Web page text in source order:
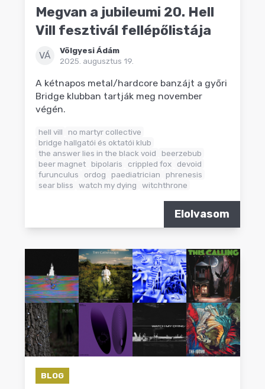
Megvan a jubileumi 20. Hell
Vill fesztivál fellépőlistája
VÁ
Völgyesi Ádám
2025. augusztus 19.
A kétnapos metal/hardcore banzájt a győri
Bridge klubban tartják meg november
végén.
hell vill
no martyr collective
bridge hallgatói és oktatói klub
the answer lies in the black void
beerzebub
beer magnet bipolaris crippled fox
devoid
furunculus
ordog paediatrician
phrenesis
sear bliss
watch my dying witchthrone
Elolvasom
BLOG